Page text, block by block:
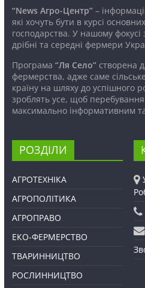
“News Агро-Центр”–
які хочуть бути в курсі
господарства. У нашому
дрібні та середні фермери
Програма “Ля Село”створена
фермерства, адже саме
країну на шляху до успішного
зроблять усе, щоб
максимально інформативним
РОЗДІЛИ
АГРОТЕХНІКА
АГРОПОЛІТИКА
АГРОПРАВО
ЕКО-ФЕРМЕРСТВО
ТВАРИННИЦТВО
РОСЛИННИЦТВО